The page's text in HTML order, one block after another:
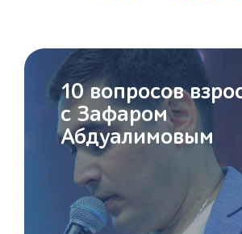
10 вопросов
с Зафаром
Абдуалимовым